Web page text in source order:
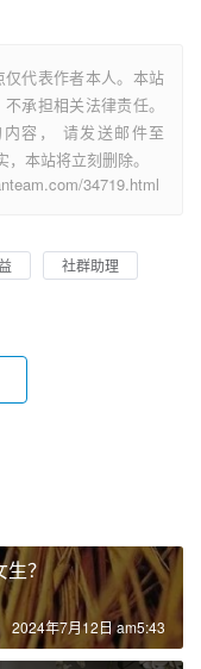
代表作者本人。本站
承担相关法律责任。
容， 请发送邮件至
本站将立刻删除。
34719.html
社群助理
生？
2024年7月12日 am5:43